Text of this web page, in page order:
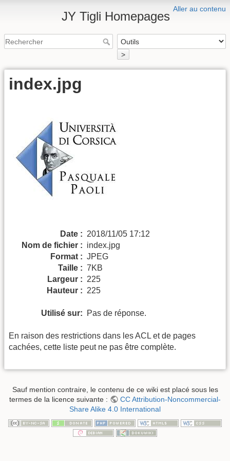
Aller au contenu
JY Tigli Homepages
>
index.jpg
Date : 2018/11/05 17:12
Nom de fichier : index.jpg
Format : JPEG
Taille : 7KB
Largeur : 225
Hauteur : 225
Utilisé sur: Pas de réponse.
En raison des restrictions dans les ACL et de pages
cachées, cette liste peut ne pas être complète.
Sauf mention contraire, le contenu de ce wiki est placé sous les
termes de la licence suivante :
CC Attribution-Noncommercial-
Share Alike 4.0 International